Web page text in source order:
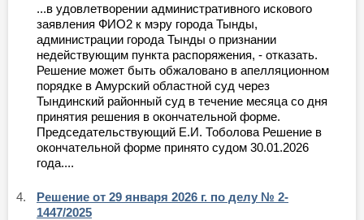
...в удовлетворении административного искового
заявления ФИО2 к мэру города Тынды,
администрации города Тынды о признании
недействующим пункта распоряжения, - отказать.
Решение может быть обжаловано в апелляционном
порядке в Амурский областной суд через
Тындинский районный суд в течение месяца со дня
принятия решения в окончательной форме.
Председательствующий Е.И. Тоболова Решение в
окончательной форме принято судом 30.01.2026
года....
4.
Решение от 29 января 2026 г. по делу № 2-
1447/2025